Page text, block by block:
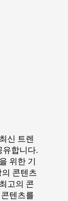
신 트렌
유합니다.
위한 기
콘텐츠
고의 콘
텐츠를